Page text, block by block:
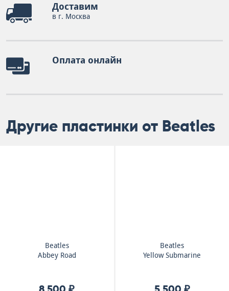
Доставим
в г. Москва
Оплата онлайн
Другие пластинки от Beatles
Beatles
Abbey Road
Beatles
Yellow Submarine